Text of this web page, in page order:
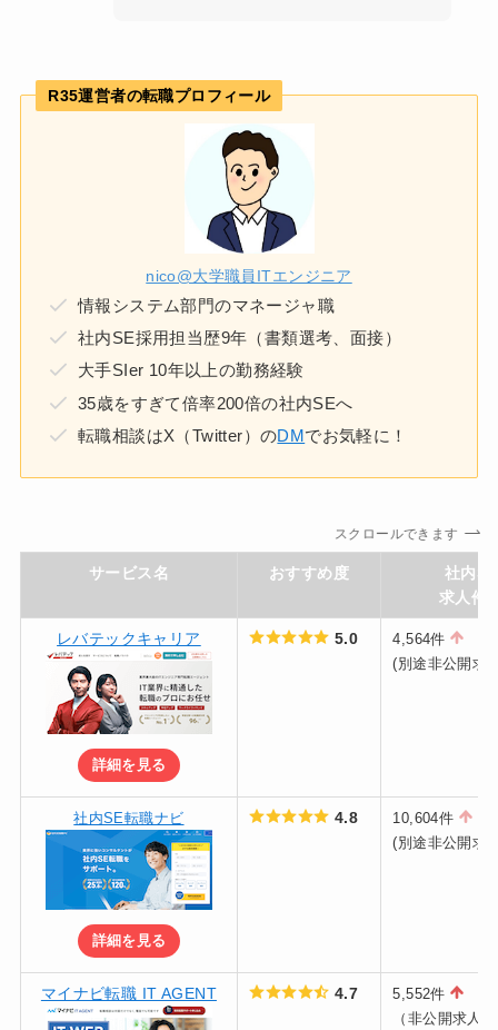
R35運営者の転職プロフィール
nico@大学職員ITエンジニア
情報システム部門のマネージャ職
社内SE採用担当歴9年（書類選考、面接）
大手SIer 10年以上の勤務経験
35歳をすぎて倍率200倍の社内SEへ
転職相談はX（Twitter）のDMでお気軽に！
スクロールできます
サービス名 おすすめ度
社内SE
求人件
レバテックキャリア
詳細を見る
5.0
4,564件
(別途非公開求
社内SE転職ナビ
詳細を見る
4.8
10,604件
(別途非公開求
マイナビ転職 IT AGENT 4.7
5,552件
（非公開求人